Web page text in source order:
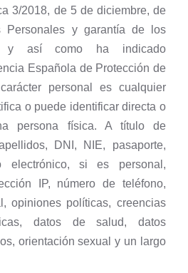
3/2018, de 5 de diciembre, de
Personales y garantía de los
y así como ha indicado
Española de Protección de
personal es cualquier
o puede identificar directa o
persona física. A título de
DNI, NIE, pasaporte,
electrónico, si es personal,
IP, número de teléfono,
opiniones políticas, creencias
datos de salud, datos
orientación sexual y un largo